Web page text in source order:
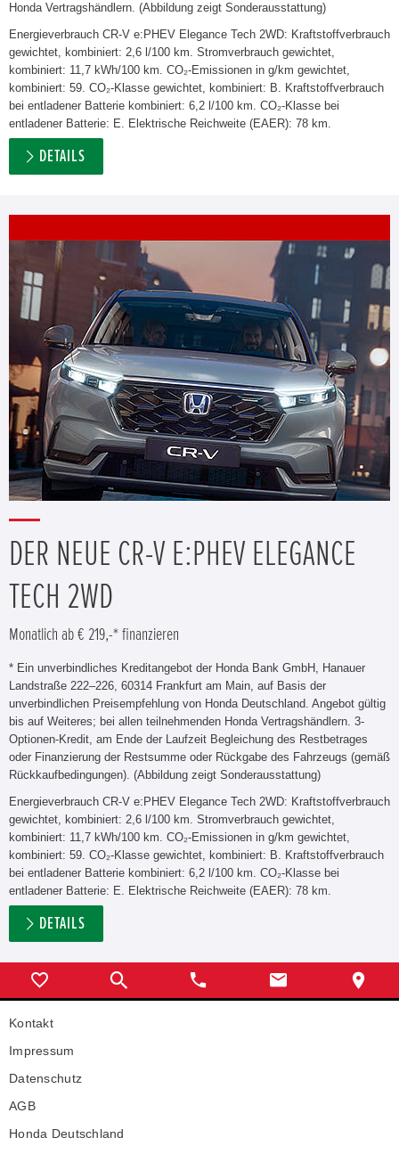
Honda Vertragshändlern. (Abbildung zeigt Sonderausstattung)
Energieverbrauch CR-V e:PHEV Elegance Tech 2WD: Kraftstoffverbrauch
gewichtet, kombiniert: 2,6 l/100 km. Stromverbrauch gewichtet,
kombiniert: 11,7 kWh/100 km. CO₂-Emissionen in g/km gewichtet,
kombiniert: 59. CO₂-Klasse gewichtet, kombiniert: B. Kraftstoffverbrauch
bei entladener Batterie kombiniert: 6,2 l/100 km. CO₂-Klasse bei
entladener Batterie: E. Elektrische Reichweite (EAER): 78 km.
DETAILS
DER NEUE CR-V E:PHEV ELEGANCE
TECH 2WD
Monatlich ab € 219,-* finanzieren
* Ein unverbindliches Kreditangebot der Honda Bank GmbH, Hanauer
Landstraße 222–226, 60314 Frankfurt am Main, auf Basis der
unverbindlichen Preisempfehlung von Honda Deutschland. Angebot gültig
bis auf Weiteres; bei allen teilnehmenden Honda Vertragshändlern. 3-
Optionen-Kredit, am Ende der Laufzeit Begleichung des Restbetrages
oder Finanzierung der Restsumme oder Rückgabe des Fahrzeugs (gemäß
Rückkaufbedingungen). (Abbildung zeigt Sonderausstattung)
Energieverbrauch CR-V e:PHEV Elegance Tech 2WD: Kraftstoffverbrauch
gewichtet, kombiniert: 2,6 l/100 km. Stromverbrauch gewichtet,
kombiniert: 11,7 kWh/100 km. CO₂-Emissionen in g/km gewichtet,
kombiniert: 59. CO₂-Klasse gewichtet, kombiniert: B. Kraftstoffverbrauch
bei entladener Batterie kombiniert: 6,2 l/100 km. CO₂-Klasse bei
entladener Batterie: E. Elektrische Reichweite (EAER): 78 km.
DETAILS
Kontakt
Impressum
Datenschutz
AGB
Honda Deutschland